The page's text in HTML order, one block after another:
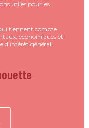
utiles pour les
tiennent compte
économiques et
d’intérêt général.